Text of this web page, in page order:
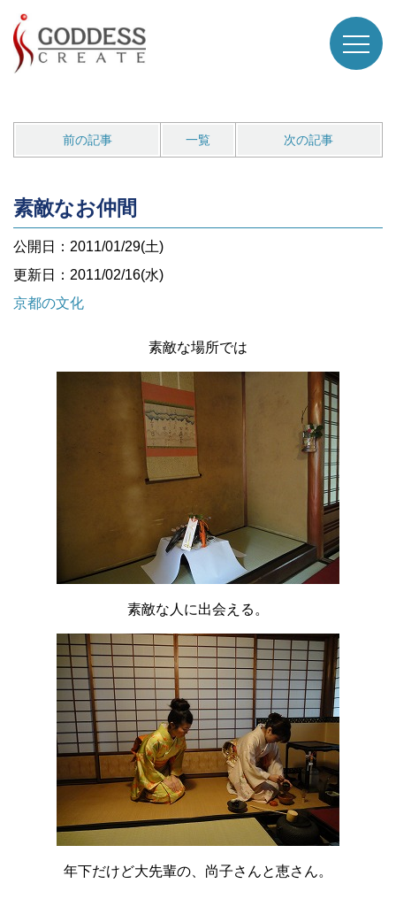
前の記事 一覧 次の記事
素敵なお仲間
公開日：2011/01/29(土)
更新日：2011/02/16(水)
京都の文化
素敵な場所では
素敵な人に出会える。
年下だけど大先輩の、尚子さんと恵さん。